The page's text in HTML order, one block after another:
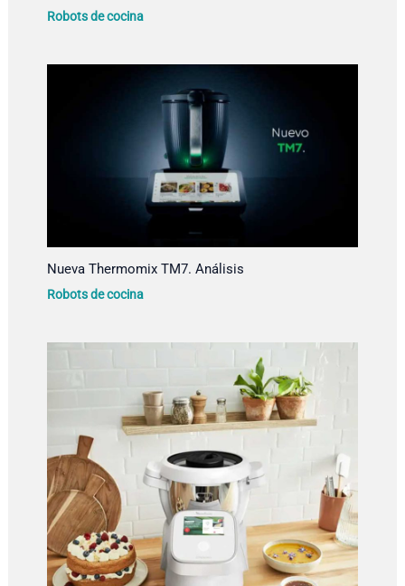
Robots de cocina
Nueva Thermomix TM7. Análisis
Robots de cocina